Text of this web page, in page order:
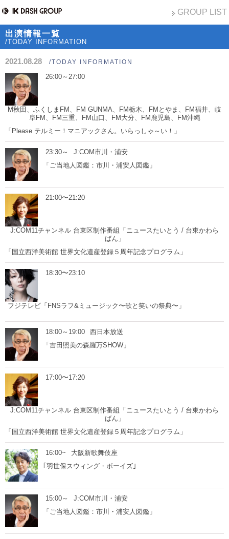
GROUP LIST
出演情報一覧
/TODAY INFORMATION
2021.08.28 /TODAY INFORMATION
26:00～27:00
M秋田、ふくしまFM、FM GUNMA、FM栃木、FMとやま、FM福井、岐
阜FM、FM三重、FM山口、FM大分、FM鹿児島、FM沖縄
「Please テルミー！マニアックさん。いらっしゃ～い！」
23:30～
J:COM市川・浦安
「ご当地人図鑑：市川・浦安人図鑑」
21:00〜21:20
J:COM11チャンネル 台東区制作番組「ニュースたいとう / 台東かわら
ばん」
「国立西洋美術館 世界文化遺産登録５周年記念プログラム」
18:30〜23:10
フジテレビ「FNSラフ&ミュージック〜歌と笑いの祭典〜」
18:00～19:00
西日本放送
「吉田照美の森羅万SHOW」
17:00〜17:20
J:COM11チャンネル 台東区制作番組「ニュースたいとう / 台東かわら
ばん」
「国立西洋美術館 世界文化遺産登録５周年記念プログラム」
16:00~
大阪新歌舞伎座
｢羽世保スウィング・ボーイズ｣
15:00～
J:COM市川・浦安
「ご当地人図鑑：市川・浦安人図鑑」